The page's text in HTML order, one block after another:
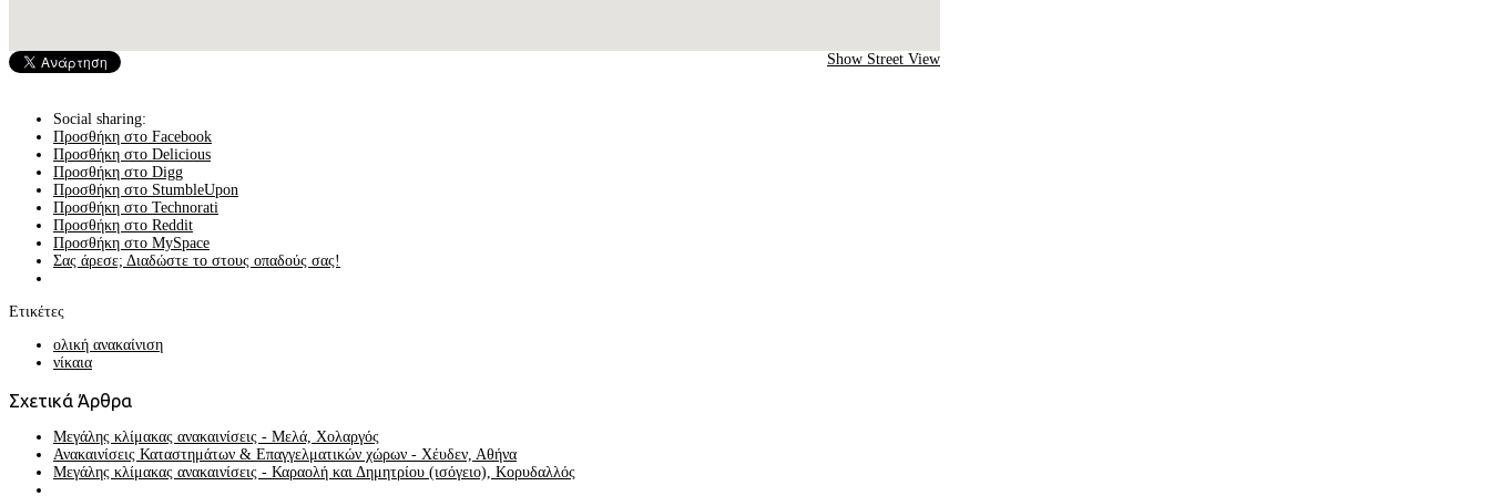
Show Street View
Social sharing:
Προσθήκη στο Facebook
Προσθήκη στο Delicious
Προσθήκη στο Digg
Προσθήκη στο StumbleUpon
Προσθήκη στο Technorati
Προσθήκη στο Reddit
Προσθήκη στο MySpace
Σας άρεσε; Διαδώστε το στους οπαδούς σας!
Ετικέτες
ολική ανακαίνιση
νίκαια
Σχετικά Άρθρα
Μεγάλης κλίμακας ανακαινίσεις - Μελά, Χολαργός
Ανακαινίσεις Καταστημάτων & Επαγγελματικών χώρων - Χέυδεν, Αθήνα
Μεγάλης κλίμακας ανακαινίσεις - Καραολή και Δημητρίου (ισόγειο), Κορυδαλλός